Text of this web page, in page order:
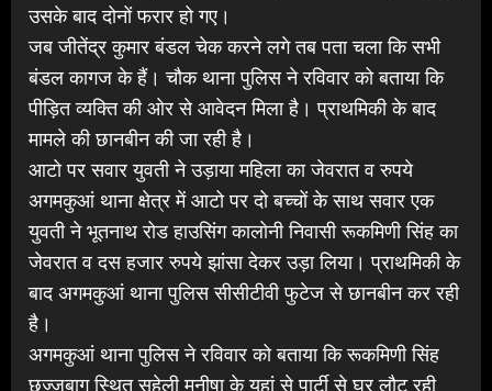
उसके बाद दोनों फरार हो गए।
जब जीतेंद्र कुमार बंडल चेक करने लगे तब पता चला कि सभी
बंडल कागज के हैं। चौक थाना पुलिस ने रविवार को बताया कि
पीड़ित व्यक्ति की ओर से आवेदन मिला है। प्राथमिकी के बाद
मामले की छानबीन की जा रही है।
आटो पर सवार युवती ने उड़ाया महिला का जेवरात व रुपये
अगमकुआं थाना क्षेत्र में आटो पर दो बच्चों के साथ सवार एक
युवती ने भूतनाथ रोड हाउसिंग कालोनी निवासी रूकमिणी सिंह का
जेवरात व दस हजार रुपये झांसा देकर उड़ा लिया। प्राथमिकी के
बाद अगमकुआं थाना पुलिस सीसीटीवी फुटेज से छानबीन कर रही
है।
अगमकुआं थाना पुलिस ने रविवार को बताया कि रूकमिणी सिंह
छज्जूबाग स्थित सहेली मनीषा के यहां से पार्टी से घर लौट रही